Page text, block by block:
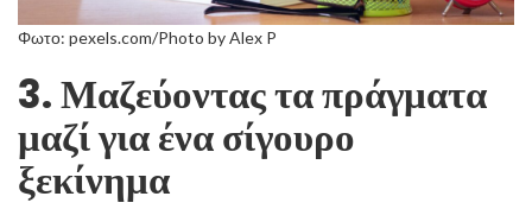
Φωτο: pexels.com/Photo by Alex P
3. Μαζεύοντας τα πράγματα
μαζί για ένα σίγουρο
ξεκίνημα